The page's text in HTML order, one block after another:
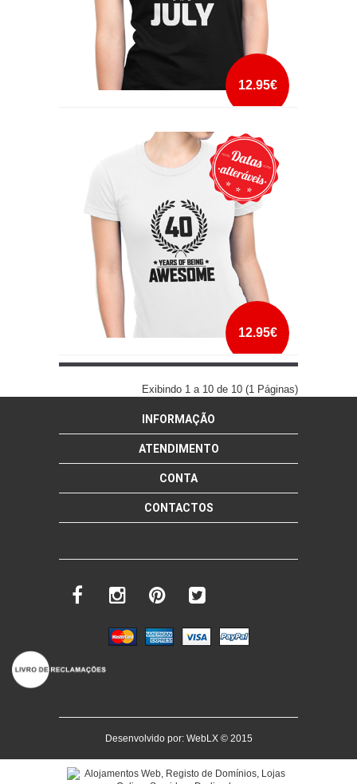
12.95€
mais info
add à lista
12.95€
add à lista
Exibindo 1 a 10 de 10 (1 Páginas)
INFORMAÇÃO
ATENDIMENTO
CONTA
CONTACTOS
Desenvolvido por: WebLX© 2015